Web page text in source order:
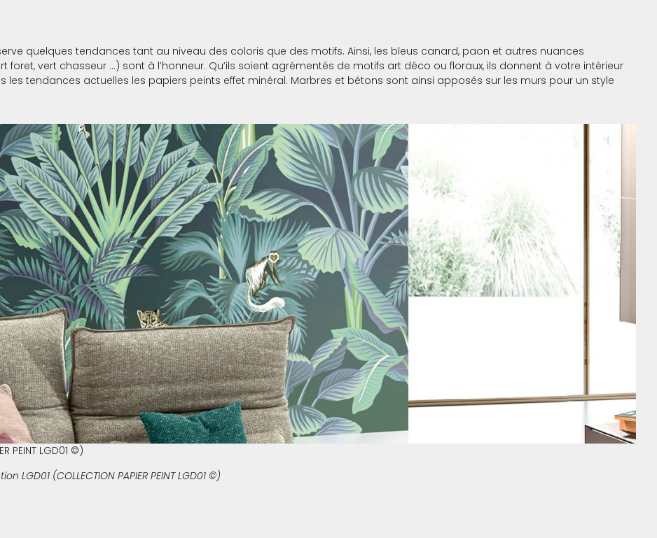
quelques tendances tant au niveau des coloris que des motifs. Ainsi, les bleus canard, paon et autres nuances
foret, vert chasseur …) sont à l’honneur. Qu’ils soient agrémentés de motifs art déco ou floraux, ils donnent à votre intérieur
tendances actuelles les papiers peints effet minéral. Marbres et bétons sont ainsi apposés sur les murs pour un style
PEINT LGD01 ©)
(COLLECTION PAPIER PEINT LGD01 ©)